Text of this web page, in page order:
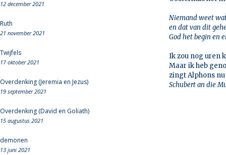
12 december 2021
Ruth
21 november 2021
Twijfels
17 oktober 2021
Overdenking (Jeremia en Jezus)
19 september 2021
Overdenking (David en Goliath)
15 augustus 2021
demonen
13 juni 2021
Niemand weet
en dat van dit
God het begin en
Ik zou nog uren
Maar ik heb
zingt Alphons
Schubert an die